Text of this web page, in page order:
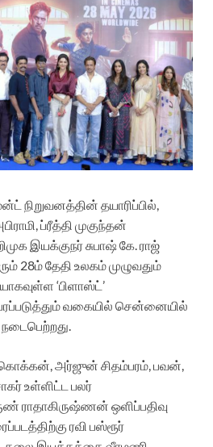
நிறுவனத்தின் தயாரிப்பில்,
ப்ரீத்தி முகுந்தன்
இயக்குநர் சுபாஷ் கே. ராஜ்
28ம் தேதி உலகம் முழுவதும்
‘பிளாஸ்ட்’
வகையில் சென்னையில்
நடைபெற்றது.
கொக்கன், அர்ஜுன் சிதம்பரம், பவன்,
உள்ளிட்ட பலர்
ராதாகிருஷ்ணன் ஒளிப்பதிவு
ரவி பஸ்ரூர்